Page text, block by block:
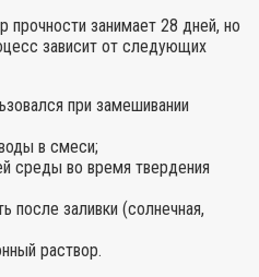
прочности занимает 28 дней, но
зависит от следующих
при замешивании
в смеси;
среды во время твердения
после заливки (солнечная,
раствор.